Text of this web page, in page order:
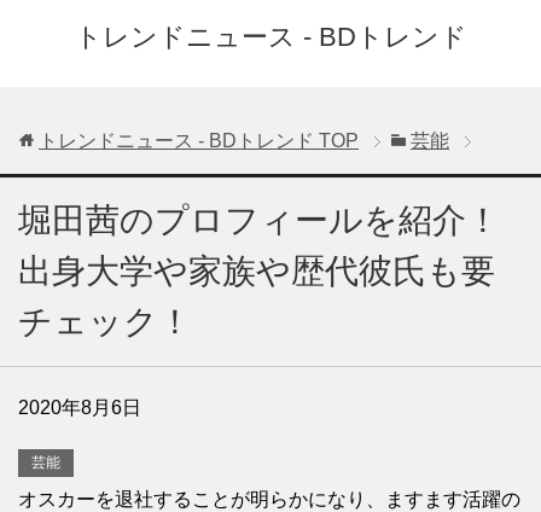
トレンドニュース - BDトレンド
トレンドニュース - BDトレンド TOP 芸能
堀田茜のプロフィールを紹介！
出身大学や家族や歴代彼氏も要
チェック！
2020年8月6日
芸能
オスカーを退社することが明らかになり、ますます活躍の